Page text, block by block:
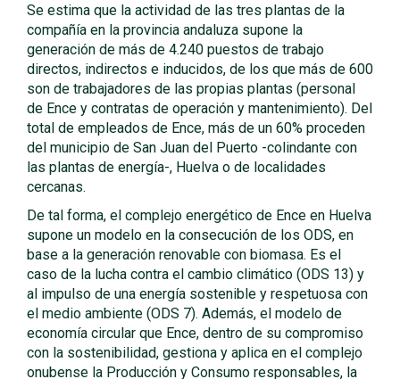
Se estima que la actividad de las tres plantas de la
compañía en la provincia andaluza supone la
generación de más de 4.240 puestos de trabajo
directos, indirectos e inducidos, de los que más de 600
son de trabajadores de las propias plantas (personal
de Ence y contratas de operación y mantenimiento). Del
total de empleados de Ence, más de un 60% proceden
del municipio de San Juan del Puerto -colindante con
las plantas de energía-, Huelva o de localidades
cercanas.
De tal forma, el complejo energético de Ence en Huelva
supone un modelo en la consecución de los ODS, en
base a la generación renovable con biomasa. Es el
caso de la lucha contra el cambio climático (ODS 13) y
al impulso de una energía sostenible y respetuosa con
el medio ambiente (ODS 7). Además, el modelo de
economía circular que Ence, dentro de su compromiso
con la sostenibilidad, gestiona y aplica en el complejo
onubense la Producción y Consumo responsables, la